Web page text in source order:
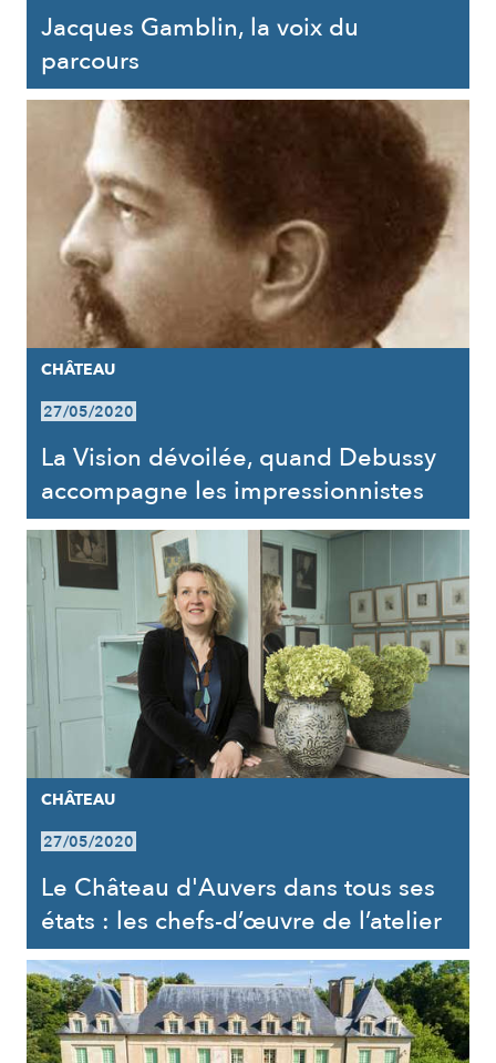
Jacques Gamblin, la voix du
parcours
CHÂTEAU
27/05/2020
La Vision dévoilée, quand Debussy
accompagne les impressionnistes
CHÂTEAU
27/05/2020
Le Château d'Auvers dans tous ses
états : les chefs-d’œuvre de l’atelier